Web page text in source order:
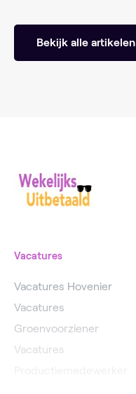
Bekijk alle artikelen
Vacatures
Vacatures Hovenier
Vacatures
Groenvoorziener
Vacatures